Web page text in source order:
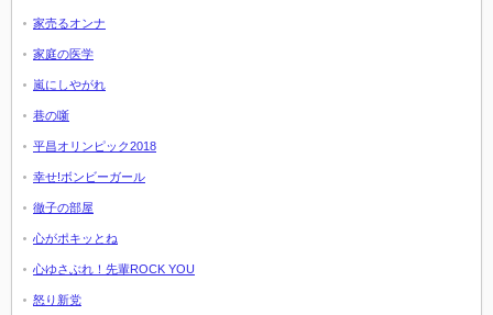
家売るオンナ
家庭の医学
嵐にしやがれ
巷の噺
平昌オリンピック2018
幸せ!ボンビーガール
徹子の部屋
心がポキッとね
心ゆさぶれ！先輩ROCK YOU
怒り新党